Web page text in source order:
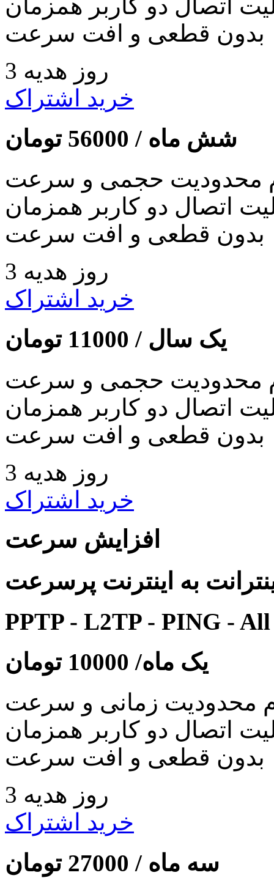
اتصال دو کاربر همزمان
بدون قطعی و افت سرعت
3 روز هدیه
خرید اشتراک
شش ماه / 56000 تومان
محدودیت حجمی و سرعت
اتصال دو کاربر همزمان
بدون قطعی و افت سرعت
3 روز هدیه
خرید اشتراک
یک سال / 11000 تومان
محدودیت حجمی و سرعت
اتصال دو کاربر همزمان
بدون قطعی و افت سرعت
3 روز هدیه
خرید اشتراک
افزایش سرعت
به اینترنت پرسرعت
PPTP - L2TP - PING -
یک ماه/ 10000 تومان
محدودیت زمانی و سرعت
اتصال دو کاربر همزمان
بدون قطعی و افت سرعت
3 روز هدیه
خرید اشتراک
سه ماه / 27000 تومان